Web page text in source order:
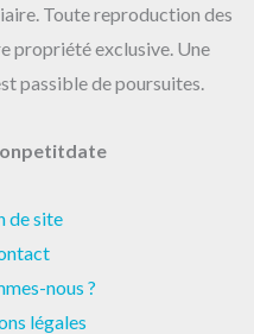
Toute reproduction des
propriété exclusive. Une
passible de poursuites.
de site
nous ?
légales